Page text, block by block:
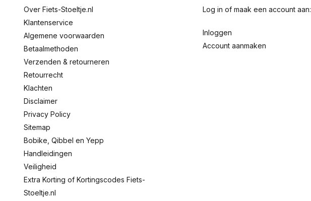
Over Fiets-Stoeltje.nl
Klantenservice
Algemene voorwaarden
Betaalmethoden
Verzenden & retourneren
Retourrecht
Klachten
Disclaimer
Privacy Policy
Sitemap
Bobike, Qibbel en Yepp
Handleidingen
Veiligheid
Extra Korting of Kortingscodes Fiets-
Stoeltje.nl
Log in of maak een account aan:
Inloggen
Account aanmaken